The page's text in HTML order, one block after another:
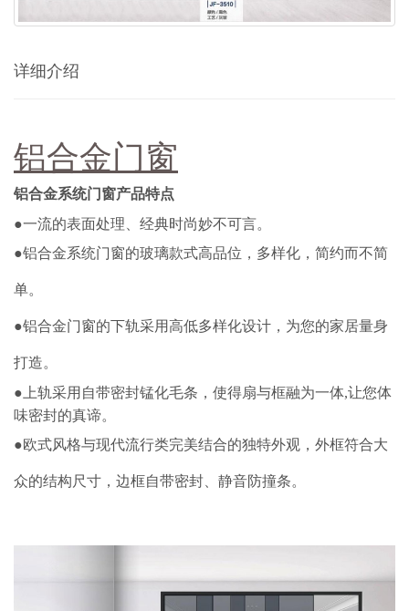
详细介绍
铝合金门窗
铝合金系统门窗产品特点
●一流的表面处理、经典时尚妙不可言。
●铝合金系统门窗的玻璃款式高品位，多样化，简约而不简
单。
●铝合金门窗的 下轨采用高低多样化设计，为您的家居量身
打造。
●上轨采用自带密封锰化毛条，使得扇与框融为一体,让您体
味密封的真谛。
●欧式风格与现代流行类完美结合的独特外观，外框符合大
众的结构尺寸，边框自带密封、静音防撞条。